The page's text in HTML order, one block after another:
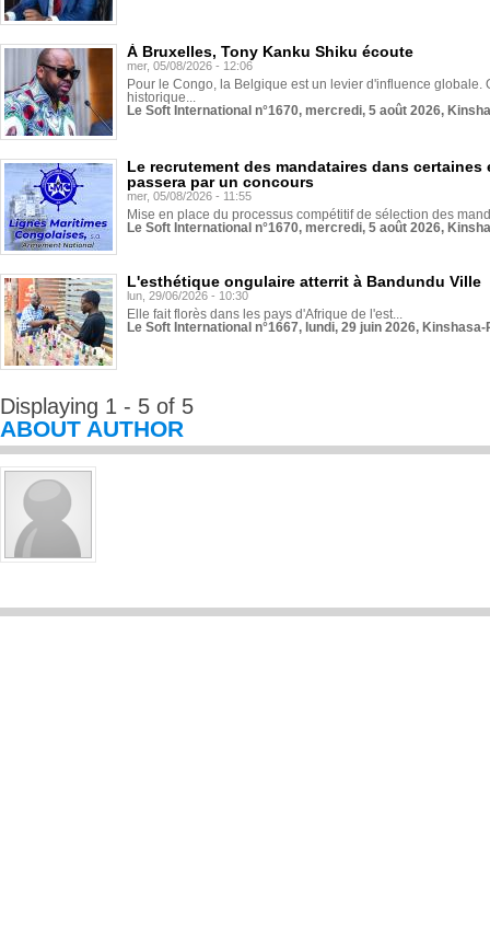
À Bruxelles, Tony Kanku Shiku écoute
mer, 05/08/2026 - 12:06
Pour le Congo, la Belgique est un levier d'influence globale.
historique...
Le Soft International n°1670, mercredi, 5 août 2026,
Le recrutement des mandataires dans
passera par un concours
mer, 05/08/2026 - 11:55
Mise en place du processus compétitif de sélection des
Le Soft International n°1670, mercredi, 5 août 2026,
L'esthétique ongulaire atterrit à Bandundu Ville
lun, 29/06/2026 - 10:30
Elle fait florès dans les pays d'Afrique de l'est...
Le Soft International n°1667, lundi, 29 juin 2026,
Displaying 1 - 5 of 5
ABOUT AUTHOR